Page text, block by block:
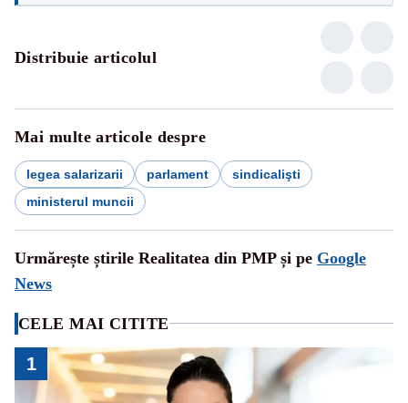
Distribuie articolul
Mai multe articole despre
legea salarizarii parlament
sindicalişti
ministerul muncii
Urmărește știrile Realitatea din PMP și pe Google
News
CELE MAI CITITE
1